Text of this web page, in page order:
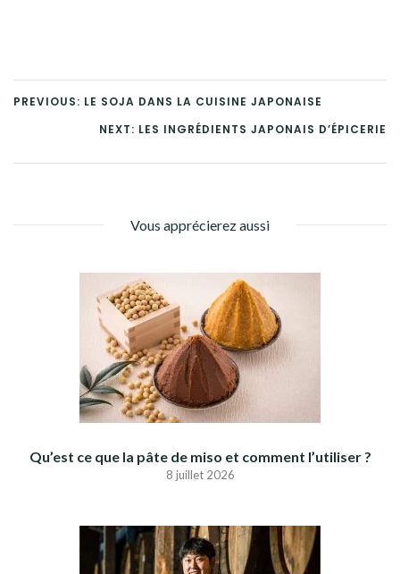
PREVIOUS: LE SOJA DANS LA CUISINE JAPONAISE
NEXT: LES INGRÉDIENTS JAPONAIS D’ÉPICERIE
Vous apprécierez aussi
Qu’est ce que la pâte de miso et comment l’utiliser ?
8 juillet 2026